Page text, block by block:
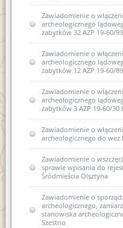
Zawiadomienie o
archeologicznego
zabytków 32 AZP 19-60/
Zawiadomienie o
archeologicznego
zabytków 12 AZP 19-60/
Zawiadomienie o
archeologicznego
zabytków 3 AZP 19-60/30
Zawiadomienie o
archeologicznego do wez
Zawiadomienie o
sprawie wpisania do
Śródmieścia Olsztyna
Zawiadomienie o
archeologicznego,
stanowiska
Szestno